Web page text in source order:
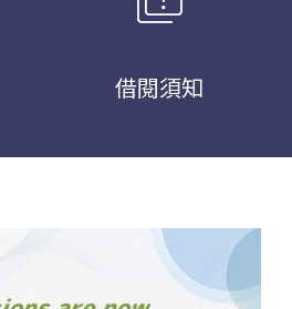
借閱須知